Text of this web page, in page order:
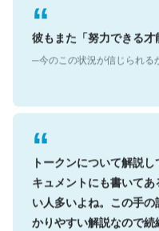
彼もまた「努力できる才
─今のこの状況が信じられる
トークンについて解説
キュメントにも書いて
い人多いよね。この手
かりやすい解説なので続